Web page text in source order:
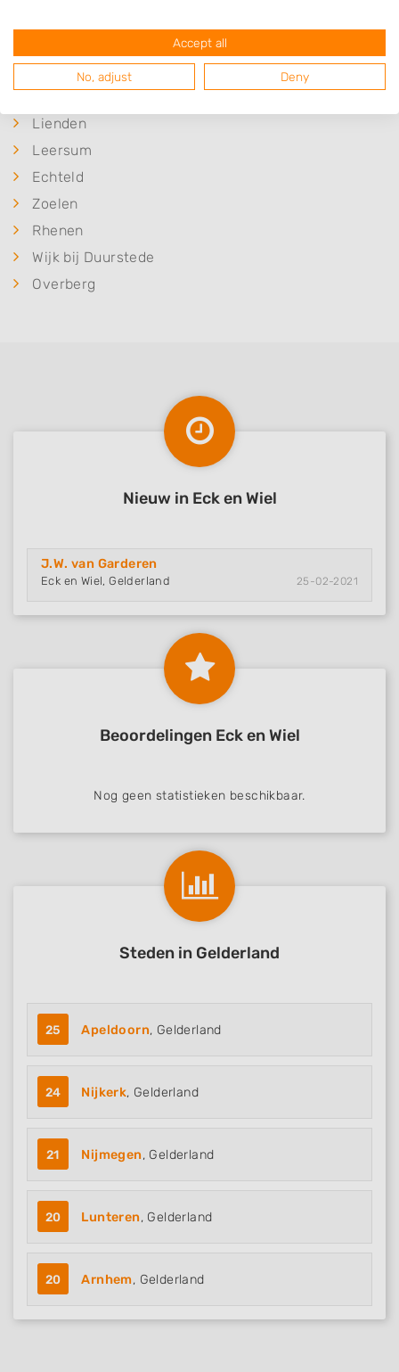
Ommeren
Lienden
Leersum
Echteld
Zoelen
Rhenen
Wijk bij Duurstede
Overberg
Nieuw in Eck en Wiel
J.W. van Garderen
Eck en Wiel, Gelderland 25-02-2021
Beoordelingen Eck en Wiel
Nog geen statistieken beschikbaar.
Steden in Gelderland
25 Apeldoorn, Gelderland
24 Nijkerk, Gelderland
21 Nijmegen, Gelderland
20 Lunteren, Gelderland
20 Arnhem, Gelderland
Accept all
No, adjust Deny